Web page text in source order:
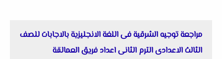
مراجعة توجيه الشرقية فى اللغة الانجليزية بالاجابات للصف
الثالث الاعدادى الترم الثانى اعداد فريق العمالقة